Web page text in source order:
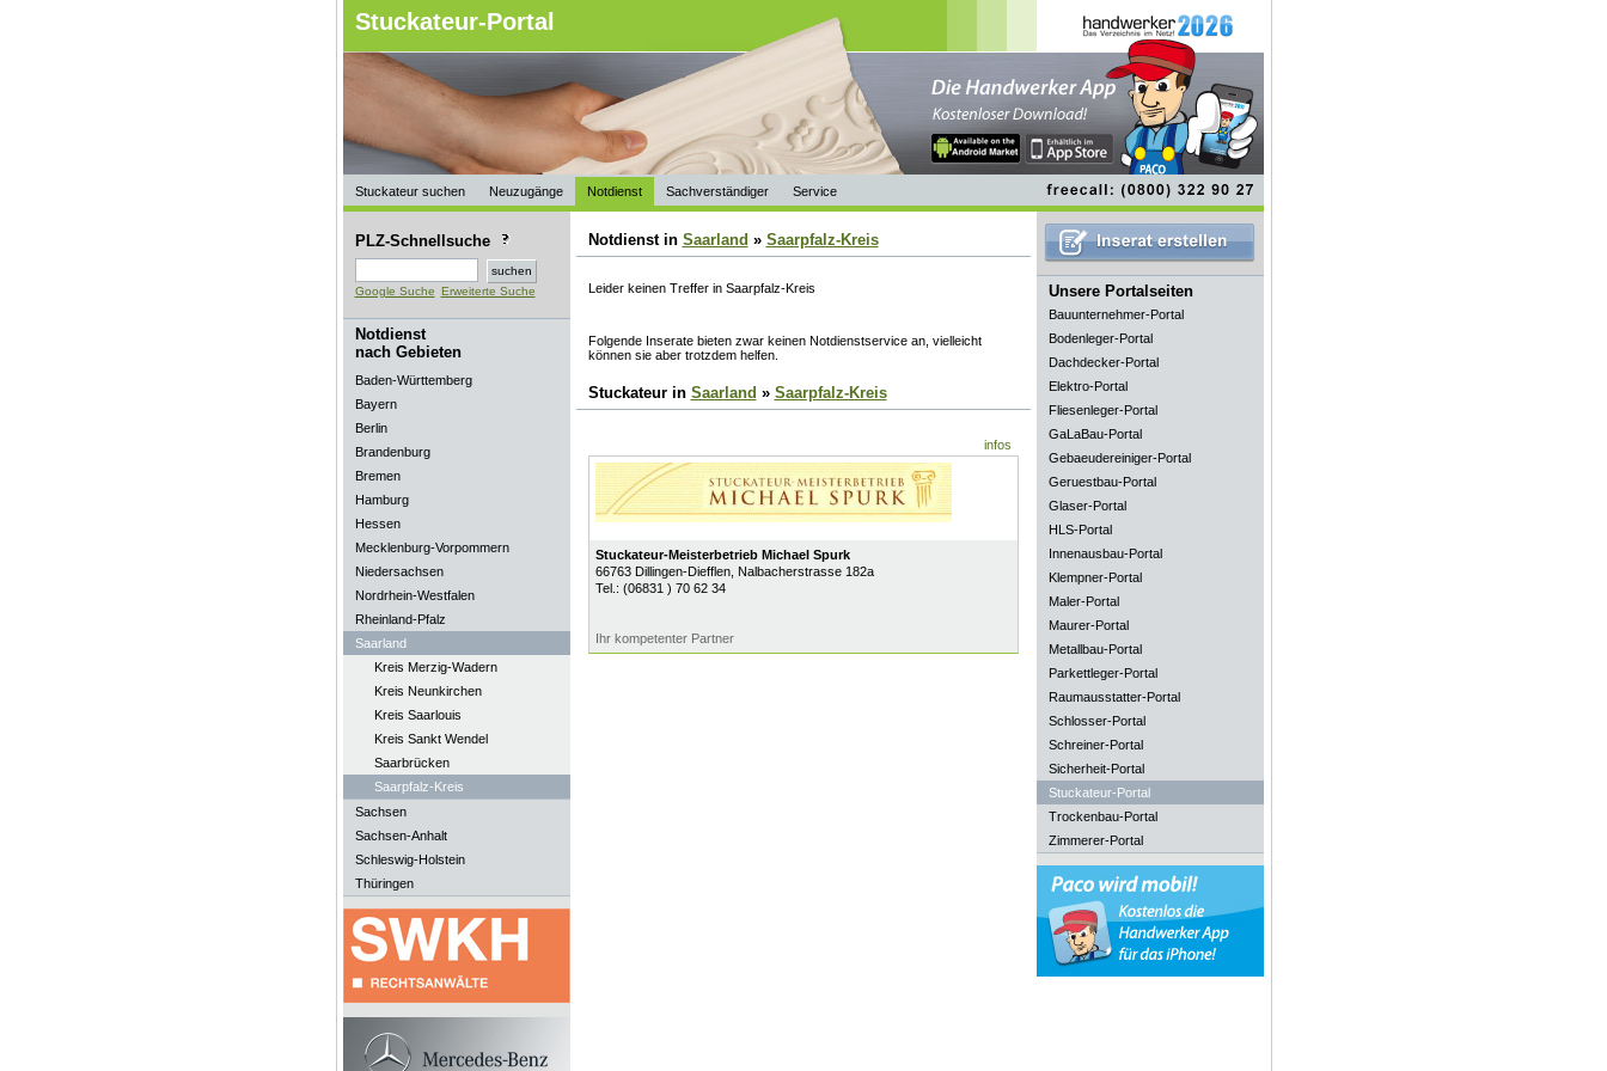
Stuckateur-Portal
Stuckateur suchen Neuzugänge Notdienst Sachverständiger Service
PLZ-Schnellsuche
Google Suche Erweiterte Suche
Notdienst
nach Gebieten
Baden-Württemberg
Bayern
Berlin
Brandenburg
Bremen
Hamburg
Hessen
Mecklenburg-Vorpommern
Niedersachsen
Nordrhein-Westfalen
Rheinland-Pfalz
Saarland
Kreis Merzig-Wadern
Kreis Neunkirchen
Kreis Saarlouis
Kreis Sankt Wendel
Saarbrücken
Saarpfalz-Kreis
Sachsen
Sachsen-Anhalt
Schleswig-Holstein
Thüringen
Notdienst in Saarland » Saarpfalz-Kreis
Leider keinen Treffer in Saarpfalz-Kreis
Folgende Inserate bieten zwar keinen Notdienstservice an, vielleicht
können sie aber trotzdem helfen.
Stuckateur in Saarland » Saarpfalz-Kreis
infos
Stuckateur-Meisterbetrieb Michael Spurk
66763 Dillingen-Diefflen, Nalbacherstrasse 182a
Tel.: (06831 ) 70 62 34
Ihr kompetenter Partner
Unsere Portalseiten
Bauunternehmer-Portal
Bodenleger-Portal
Dachdecker-Portal
Elektro-Portal
Fliesenleger-Portal
GaLaBau-Portal
Gebaeudereiniger-Portal
Geruestbau-Portal
Glaser-Portal
HLS-Portal
Innenausbau-Portal
Klempner-Portal
Maler-Portal
Maurer-Portal
Metallbau-Portal
Parkettleger-Portal
Raumausstatter-Portal
Schlosser-Portal
Schreiner-Portal
Sicherheit-Portal
Stuckateur-Portal
Trockenbau-Portal
Zimmerer-Portal